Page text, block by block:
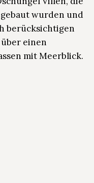
wurden und
berücksichtigen
einen
mit Meerblick.